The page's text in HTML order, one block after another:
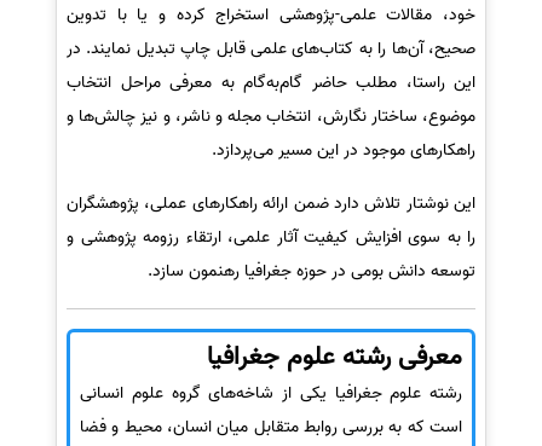
خود، مقالات علمی-پژوهشی استخراج کرده و یا با تدوین
صحیح، آن‌ها را به کتاب‌های علمی قابل چاپ تبدیل نمایند. در
این راستا، مطلب حاضر گام‌به‌گام به معرفی مراحل انتخاب
موضوع، ساختار نگارش، انتخاب مجله و ناشر، و نیز چالش‌ها و
راهکارهای موجود در این مسیر می‌پردازد.
این نوشتار تلاش دارد ضمن ارائه راهکارهای عملی، پژوهشگران
را به سوی افزایش کیفیت آثار علمی، ارتقاء رزومه پژوهشی و
توسعه دانش بومی در حوزه جغرافیا رهنمون سازد.
معرفی رشته علوم جغرافیا
رشته علوم جغرافیا یکی از شاخه‌های گروه علوم انسانی
است که به بررسی روابط متقابل میان انسان، محیط و فضا